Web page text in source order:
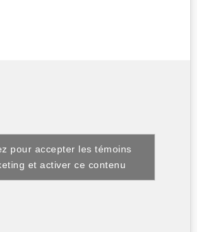
pour accepter les témoins
et activer ce contenu